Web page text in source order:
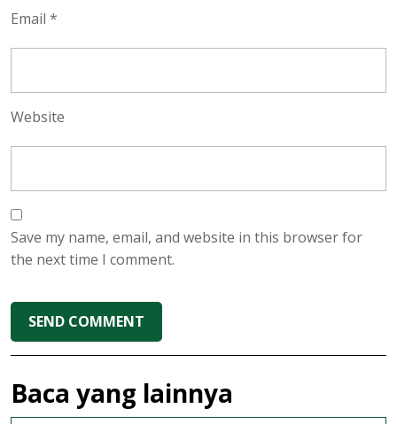
Email *
Website
Save my name, email, and website in this browser for
the next time I comment.
Baca yang lainnya